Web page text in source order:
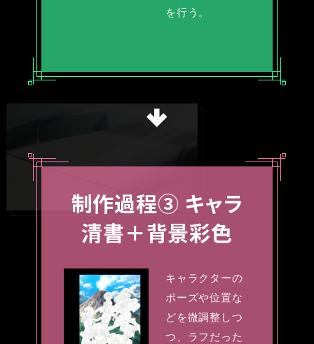
を行う。
制作過程③ キャラ
清書＋背景彩色
キャラクターの
ポーズや位置な
どを微調整しつ
つ、ラフだった